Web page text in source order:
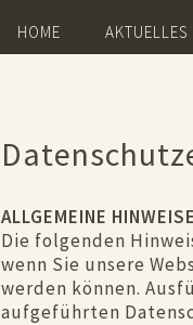
überspringen
HOME AKTUELLES
ALLGEMEINE HINWEISE
Die folgenden
wenn Sie unsere
werden können.
aufgeführten